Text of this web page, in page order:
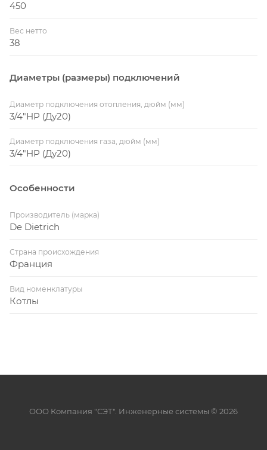
450
Вес нетто
38
Диаметры (размеры) подключений
Диаметр подключения отопления, дюйм (мм)
3/4"НР (Ду20)
Диаметр подключения газа, дюйм (мм)
3/4"НР (Ду20)
Особенности
Производитель (марка)
De Dietrich
Страна происхождения
Франция
Вид номенклатуры
Котлы
ООО Компания "СЭТ". Инженерные системы © 2026